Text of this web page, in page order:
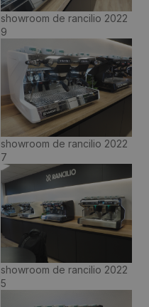
showroom de rancilio 2022
9
showroom de rancilio 2022
7
showroom de rancilio 2022
5